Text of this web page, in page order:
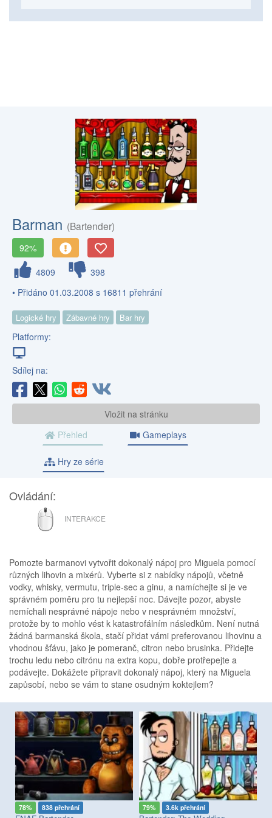
Barman (Bartender)
92%
4809
398
• Přidáno 01.03.2008 s 16811 přehrání
Logické hry Zábavné hry Bar hry
Platformy:
Sdílej na:
Vložit na stránku
Přehled
Gameplays
Hry ze série
Ovládání:
MYŠ
INTERAKCE
Pomozte barmanovi vytvořit dokonalý nápoj pro Miguela pomocí
různých lihovin a mixérů. Vyberte si z nabídky nápojů, včetně
vodky, whisky, vermutu, triple-sec a ginu, a namíchejte si je ve
správném poměru pro tu nejlepší noc. Dávejte pozor, abyste
nemíchali nesprávné nápoje nebo v nesprávném množství,
protože by to mohlo vést k katastrofálním následkům. Není nutná
žádná barmanská škola, stačí přidat vámi preferovanou lihovinu a
vhodnou šťávu, jako je pomeranč, citron nebo brusinka. Přidejte
trochu ledu nebo citrónu na extra kopu, dobře protřepejte a
podávejte. Dokážete připravit dokonalý nápoj, který na Miguela
zapůsobí, nebo se vám to stane osudným koktejlem?
78% 838 přehrání 79% 3.6k přehrání